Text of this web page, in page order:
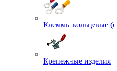
Клеммы кольцевые
Крепежные изделия